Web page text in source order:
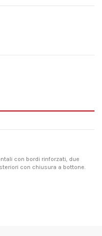
con bordi rinforzati, due
con chiusura a bottone.